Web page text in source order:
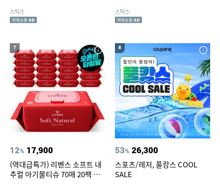
스틱스 스틱스
7
12% 17,900
(역대급특가) 리벤스 소프트 내
추럴 아기물티슈 70매 20팩 캡
8
53% 26,300
스포츠/레저, 풀캉스 COOL
SALE